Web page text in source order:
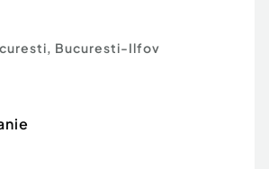
, Bucuresti-Ilfov